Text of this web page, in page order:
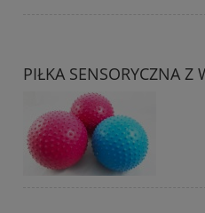
PIŁKA SENSORYCZNA Z